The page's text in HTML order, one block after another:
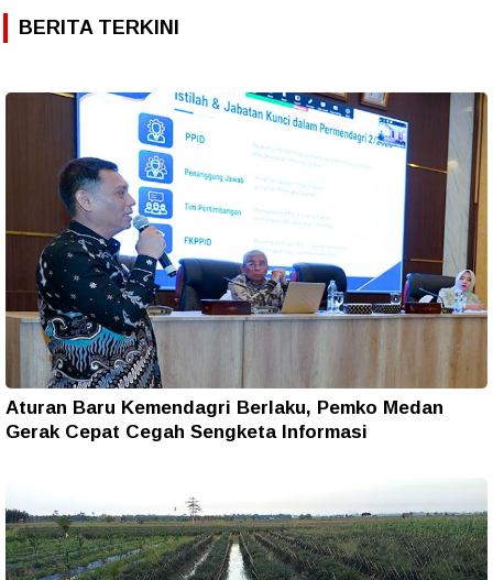
BERITA TERKINI
Aturan Baru Kemendagri Berlaku, Pemko Medan
Gerak Cepat Cegah Sengketa Informasi